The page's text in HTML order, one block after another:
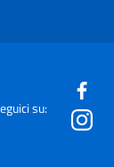
su: